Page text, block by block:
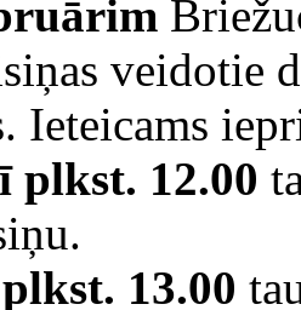
veidotie
Ieteicams
plkst. 12.00
13.00